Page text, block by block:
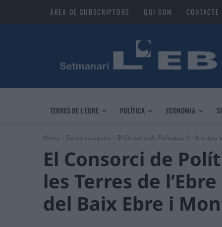
ÀREA DE SUBSCRIPTORS QUI SOM CONTACTE
TERRES DE L’EBRE POLÍTICA ECONOMIA
Home Sense categoria El Consorci de Polítiques Ambientals
El Consorci de
les Terres de
del Baix Ebre i